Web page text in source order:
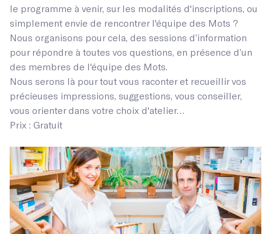
le programme à venir, sur les modalités d'inscriptions, ou
simplement envie de rencontrer l'équipe des Mots ?
Nous organisons pour cela, des sessions d’information
pour répondre à toutes vos questions, en présence d’un
des membres de l'équipe des Mots.
Nous serons là pour tout vous raconter et recueillir vos
précieuses impressions, suggestions, vous conseiller,
vous orienter dans votre choix d'atelier…
Prix : Gratuit